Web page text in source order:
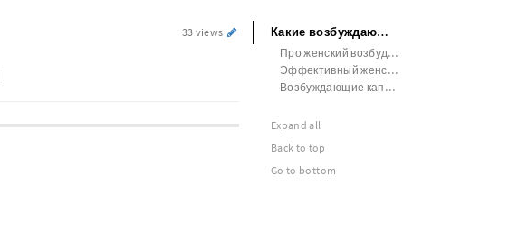
33 views Какие возбуждающие капли
Про женский возбудитель
Эффективный женский возбудитель
Возбуждающие капли лошадиный возбудитель
Expand all
Back to top
Go to bottom